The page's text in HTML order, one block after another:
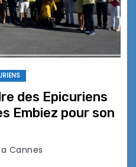
des Epicuriens
Embiez pour son
Cannes